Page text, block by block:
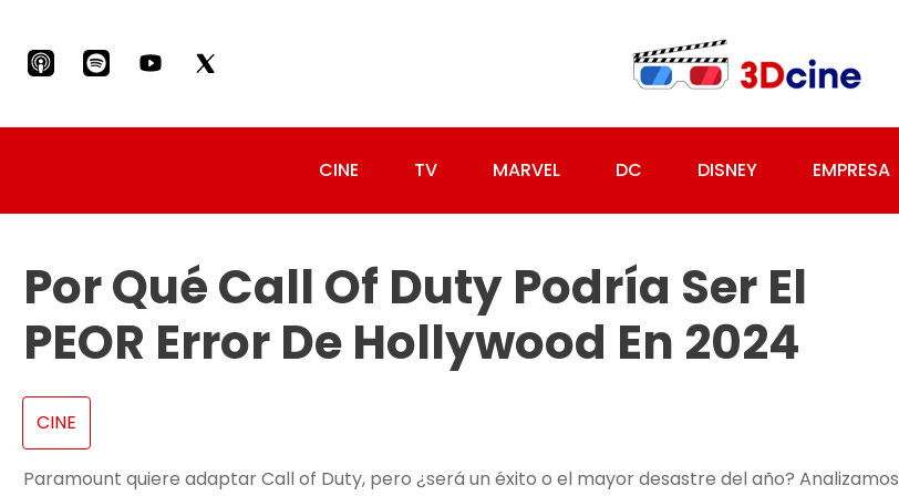
CINE TV MARVEL DC DISNEY EMPRESA
Por Qué Call Of Duty Podría Ser El
PEOR Error De Hollywood En 2024
CINE
Paramount quiere adaptar Call of Duty, pero ¿será un éxito o el mayor desastre del año? Analizamos